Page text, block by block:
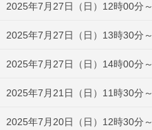
2025年7月27日（日）12時00分～
2025年7月27日（日）13時30分～
2025年7月27日（日）14時00分～
2025年7月21日（日）11時30分～
2025年7月20日（日）12時30分～